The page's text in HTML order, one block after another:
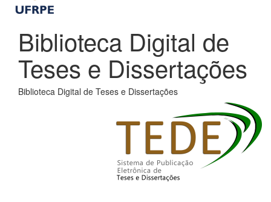
Biblioteca Digital de
Teses e Dissertações
Biblioteca Digital de Teses e Dissertações